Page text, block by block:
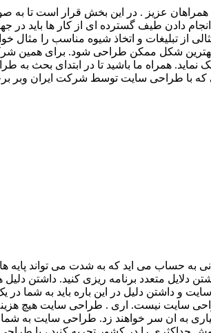
عزیز . در این بخش قرار است تا به
دادن طیف گسترده ای از کار ها باید در
از تبلیغات و اتخاذ شیوه مناسب را مثال
بهترین شکل ممکن طراحی شود. برای همین
همراه ما باشید تا در ابتدای بحث به
که با طراحی سایت توسط شرکت ایران وبر
حساب می اید که به شدت می تواند پایه
دلایل متعدد برنامه ریزی کنید. داشتن
داشتن دلیل در این باره باید به شما در
سایت نیست. اری . طراحی سایت هیچ
به ان سر خواهند زد. طراحی سایت به شما